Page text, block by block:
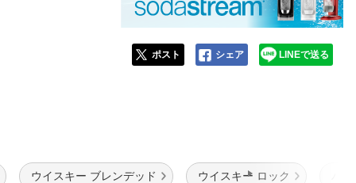
ポスト シェア LINEで送る
ウイスキー ブレンデッド ウイスキー ロック